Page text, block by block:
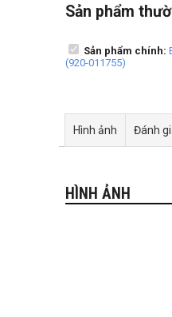
Sản phẩm
Sản phẩm chính:
(920-011755)
Hình ảnh Đánh
HÌNH ẢNH